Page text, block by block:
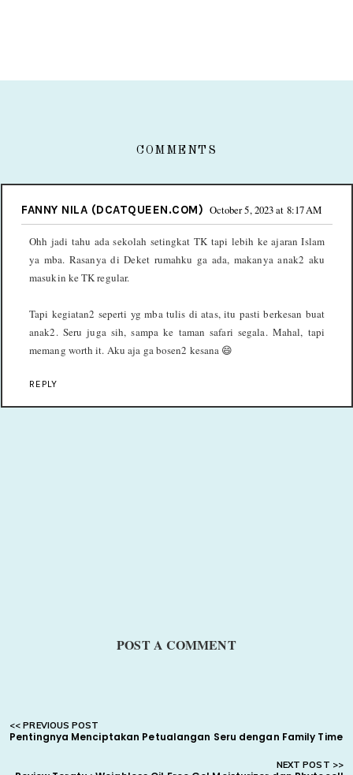
COMMENTS
FANNY NILA (DCATQUEEN.COM) October 5, 2023 at 8:17 AM
Ohh jadi tahu ada sekolah setingkat TK tapi lebih ke ajaran Islam
ya mba. Rasanya di Deket rumahku ga ada, makanya anak2 aku
masukin ke TK regular.
Tapi kegiatan2 seperti yg mba tulis di atas, itu pasti berkesan buat
anak2. Seru juga sih, sampa ke taman safari segala. Mahal, tapi
memang worth it. Aku aja ga bosen2 kesana 😄
REPLY
POST A COMMENT
Pentingnya Menciptakan Petualangan Seru dengan Family Time